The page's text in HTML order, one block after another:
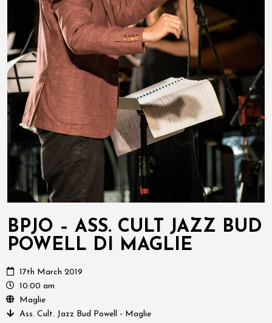
BPJO – ASS. CULT JAZZ BUD
POWELL DI MAGLIE
17th March 2019
10:00 am
Maglie
Ass. Cult. Jazz Bud Powell - Maglie